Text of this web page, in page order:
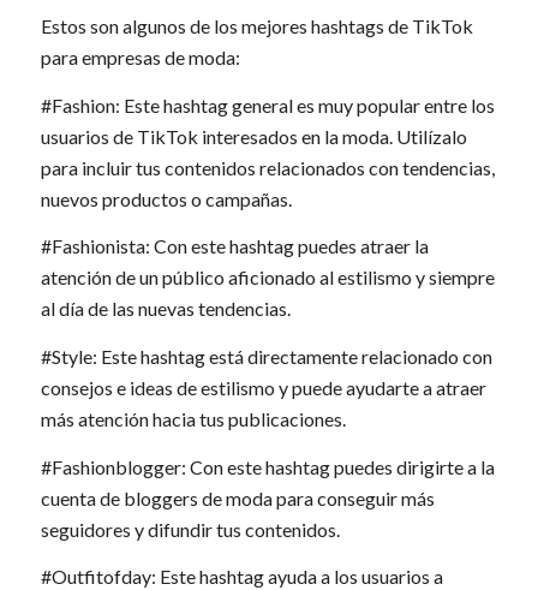
Estos son algunos de los mejores hashtags de TikTok
para empresas de moda:
#Fashion: Este hashtag general es muy popular entre los
usuarios de TikTok interesados en la moda. Utilízalo
para incluir tus contenidos relacionados con tendencias,
nuevos productos o campañas.
#Fashionista: Con este hashtag puedes atraer la
atención de un público aficionado al estilismo y siempre
al día de las nuevas tendencias.
#Style: Este hashtag está directamente relacionado con
consejos e ideas de estilismo y puede ayudarte a atraer
más atención hacia tus publicaciones.
#Fashionblogger: Con este hashtag puedes dirigirte a la
cuenta de bloggers de moda para conseguir más
seguidores y difundir tus contenidos.
#Outfitofday: Este hashtag ayuda a los usuarios a